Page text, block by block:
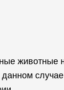
животные
случае